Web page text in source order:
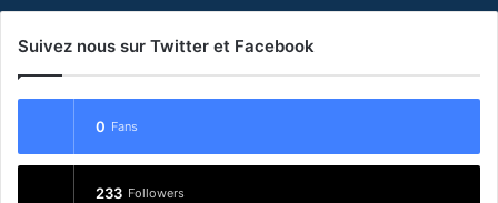
Suivez nous sur Twitter et Facebook
0 Fans
233 Followers